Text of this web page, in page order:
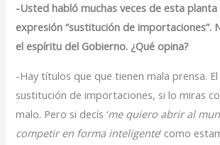
-Usted habló muchas veces de esta
expresión “sustitución de importaciones”.
el espíritu del Gobierno. ¿Qué opina?
-Hay títulos que que tienen mala prensa.
sustitución de importaciones, si lo miras
malo. Pero si decís ‘me quiero abrir al
competir en forma inteligente‘ como